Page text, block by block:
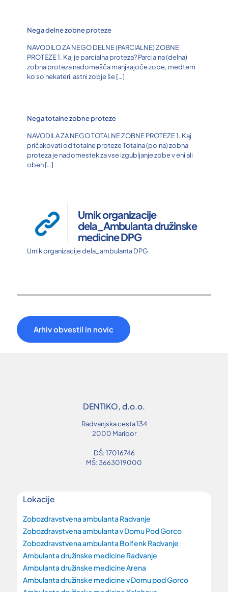
Nega delne zobne proteze
NAVODILO ZA NEGO DELNE (PARCIALNE) ZOBNE
PROTEZE 1. Kaj je parcialna proteza? Parcialna (delna)
zobna proteza nadomešča manjkajoče zobe, medtem
ko so nekateri lastni zobje še[…]
Nega totalne zobne proteze
NAVODILA ZA NEGO TOTALNE ZOBNE PROTEZE 1. Kaj
pričakovati od totalne proteze Totalna (polna) zobna
proteza je nadomestek za vse izgubljanje zobe v eni ali
obeh[…]
Urnik organizacije
dela_Ambulanta družinske
medicine DPG
Urnik organizacije dela_ambulanta DPG
Arhiv obvestil in novic
DENTIKO, d.o.o.
Radvanjska cesta 134
2000 Maribor
DŠ: 17016746
MŠ: 3663019000
Lokacije
Zobozdravstvena ambulanta Radvanje
Zobozdravstvena ambulanta v Domu Pod Gorco
Zobozdravstvena ambulanta Bolfenk Radvanje
Ambulanta družinske medicine Radvanje
Ambulanta družinske medicine Arena
Ambulanta družinske medicine v Domu pod Gorco